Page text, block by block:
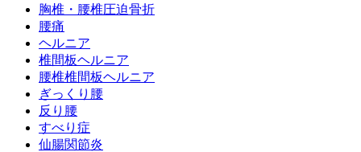
胸椎・腰椎圧迫骨折
腰痛
ヘルニア
椎間板ヘルニア
腰椎椎間板ヘルニア
ぎっくり腰
反り腰
すべり症
仙腸関節炎